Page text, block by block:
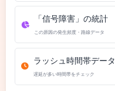
「信号障害」の統計
この原因の発生頻度・路線データ
ラッシュ時間帯データ
遅延が多い時間帯をチェック